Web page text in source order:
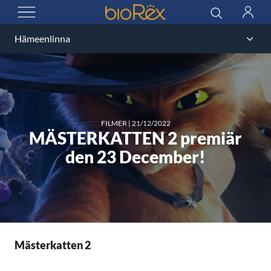
ÖPPNA MENYN
BioRex Cinemas Sök
Logga
FILMER | 21/12/2022
MÄSTERKATTEN 2 premiär
den 23 December!
Mästerkatten 2